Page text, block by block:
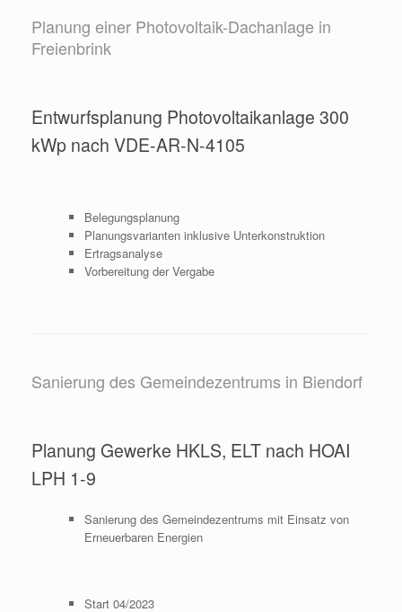
Planung einer Photovoltaik-Dachanlage in
Freienbrink
Entwurfsplanung Photovoltaikanlage 300
kWp nach VDE-AR-N-4105
Belegungsplanung
Planungsvarianten inklusive Unterkonstruktion
Ertragsanalyse
Vorbereitung der Vergabe
Sanierung des Gemeindezentrums in Biendorf
Planung Gewerke HKLS, ELT nach HOAI
LPH 1-9
Sanierung des Gemeindezentrums mit Einsatz von
Erneuerbaren Energien
Start 04/2023